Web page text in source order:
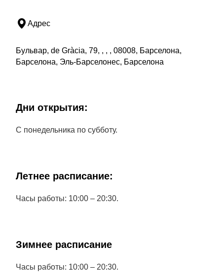
Адрес
Бульвар, de Gràcia, 79, , , , 08008, Барселона,
Барселона, Эль-Барселонес, Барселона
Дни открытия:
С понедельника по субботу.
Летнее расписание:
Часы работы: 10:00 – 20:30.
Зимнее расписание
Часы работы: 10:00 – 20:30.